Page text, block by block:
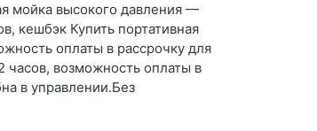
мойка высокого давления —
кешбэк Купить портативная
оплаты в рассрочку для
часов, возможность оплаты в
в управлении.Без